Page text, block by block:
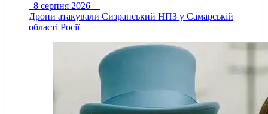
8 серпня 2026
Дрони атакували Сизранський НПЗ у Самарській
області Росії